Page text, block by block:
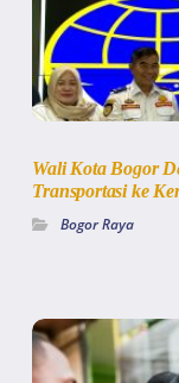
Wali Kota Bogor
Transportasi ke
Bogor Raya